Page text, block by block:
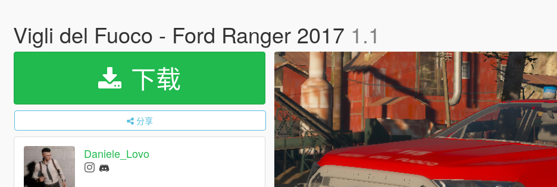
Vigli del Fuoco - Ford Ranger 2017 1.1
下载
分享
Daniele_Lovo